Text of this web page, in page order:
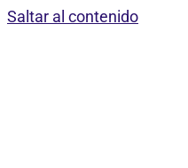
Saltar al contenido